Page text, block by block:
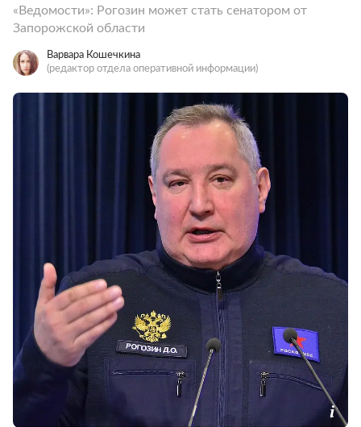
«Ведомости»: Рогозин может стать сенатором от
Запорожской области
Варвара Кошечкина
(редактор отдела оперативной информации)